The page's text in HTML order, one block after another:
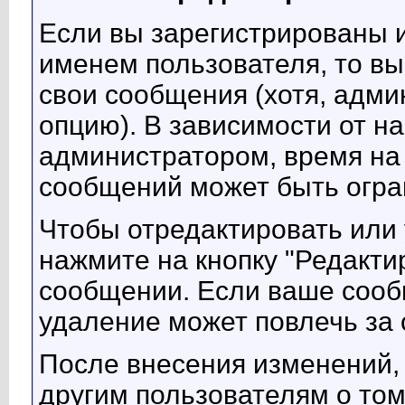
Если вы
именем пользователя, то
свои сообщения (хотя,
опцию). В зависимости от
администратором, время
сообщений может быть
Чтобы отредактировать
нажмите на кнопку
сообщении. Если ваше
удаление может повлечь
После внесения
другим пользователям о